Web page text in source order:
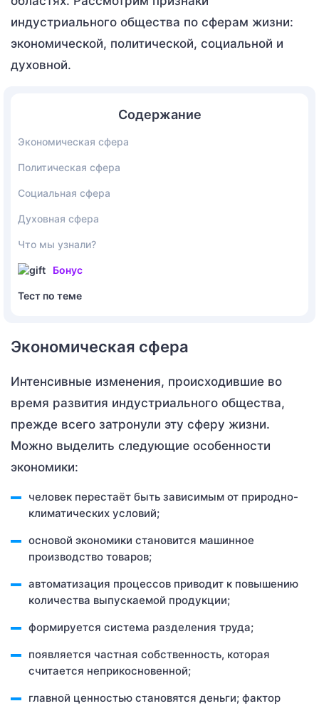
индустриального общества по сферам жизни:
экономической, политической, социальной и
духовной.
Содержание
Экономическая сфера
Политическая сфера
Социальная сфера
Духовная сфера
Что мы узнали?
Бонус
Тест по теме
Экономическая сфера
Интенсивные изменения, происходившие во
время развития индустриального общества,
прежде всего затронули эту сферу жизни.
Можно выделить следующие особенности
экономики:
человек перестаёт быть зависимым от природно-
климатических условий;
основой экономики становится машинное
производство товаров;
автоматизация процессов приводит к повышению
количества выпускаемой продукции;
формируется система разделения труда;
появляется частная собственность, которая
считается неприкосновенной;
главной ценностью становятся деньги; фактор